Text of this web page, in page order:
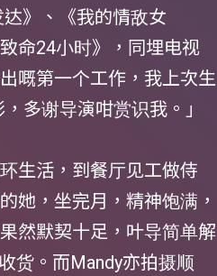
》、《我的情敌女
命24小时》，同埋电视
嘅第一个工作，我上次生
多谢导演咁赏识我。」
生活，到餐厅见工做侍
她，坐完月，精神饱满，
然默契十足，叶导简单解
货。而Mandy亦拍摄顺